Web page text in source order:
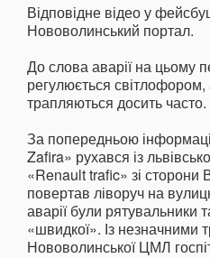
Відповідне відео у
Нововолинський портал.
До слова аварії на цьому
регулюється
трапляються досить часто.
За попередньою
Zafira» рухався із
«Renault trafic» зі
повертав ліворуч на
аварії були рятувальники
«швидкої». Із незначними
Нововолинської ЦМЛ